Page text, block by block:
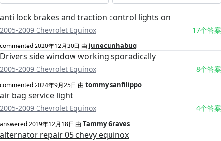
anti lock brakes and traction control lights on
2005-2009 Chevrolet Equinox 17个答案
commented2020年12月30日 由 junecunhabug
Drivers side window working sporadically
2005-2009 Chevrolet Equinox 8个答案
commented2024年9月25日 由 tommy sanfilippo
air bag service light
2005-2009 Chevrolet Equinox 4个答案
answered2019年12月18日 由 Tammy Graves
alternator repair 05 chevy equinox